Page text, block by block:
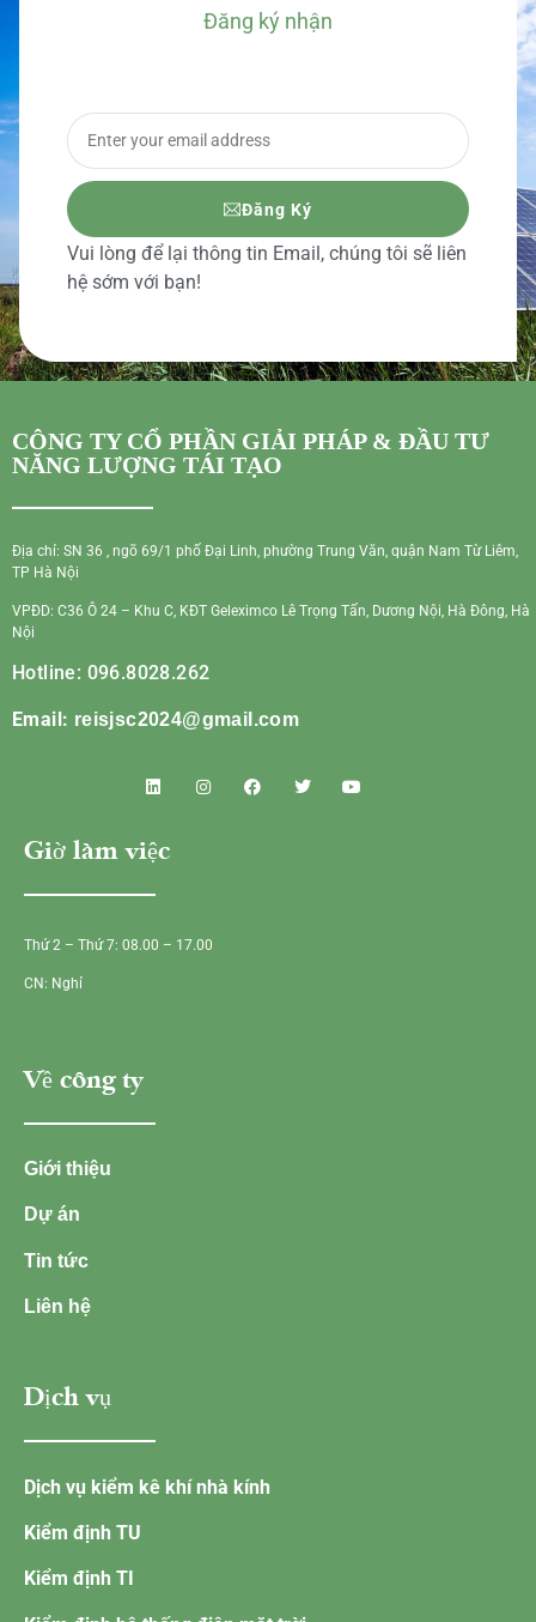
Đăng ký nhận
Đăng Ký
Vui lòng để lại thông tin Email, chúng tôi sẽ liên
hệ sớm với bạn!
CÔNG TY CỔ PHẦN GIẢI PHÁP & ĐẦU TƯ
NĂNG LƯỢNG TÁI TẠO
Địa chỉ: SN 36 , ngõ 69/1 phố Đại Linh, phường Trung Văn, quận Nam Từ Liêm,
TP Hà Nội
VPĐD: C36 Ô 24 – Khu C, KĐT Geleximco Lê Trọng Tấn, Dương Nội, Hà Đông, Hà
Nội
Hotline: 096.8028.262
Email: reisjsc2024@gmail.com
Giờ làm việc
Thứ 2 – Thứ 7: 08.00 – 17.00
CN: Nghỉ
Về công ty
Giới thiệu
Dự án
Tin tức
Liên hệ
Dịch vụ
Dịch vụ kiểm kê khí nhà kính
Kiểm định TU
Kiểm định TI